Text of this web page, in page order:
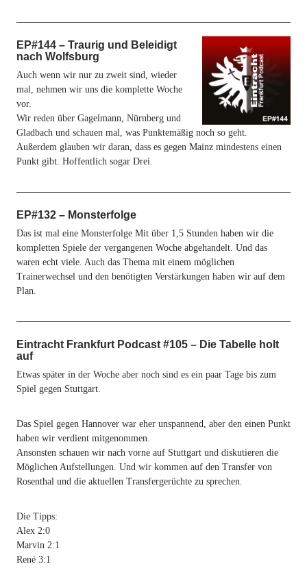
EP#144 – Traurig und Beleidigt
nach Wolfsburg
Auch wenn wir nur zu zweit sind, wieder
mal, nehmen wir uns die komplette Woche
vor.
Wir reden über Gagelmann, Nürnberg und
Gladbach und schauen mal, was Punktemäßig noch so geht.
Außerdem glauben wir daran, dass es gegen Mainz mindestens einen
Punkt gibt. Hoffentlich sogar Drei.
EP#132 – Monsterfolge
Das ist mal eine Monsterfolge Mit über 1,5 Stunden haben wir die
kompletten Spiele der vergangenen Woche abgehandelt. Und das
waren echt viele. Auch das Thema mit einem möglichen
Trainerwechsel und den benötigten Verstärkungen haben wir auf dem
Plan.
Eintracht Frankfurt Podcast #105 – Die Tabelle holt
auf
Etwas später in der Woche aber noch sind es ein paar Tage bis zum
Spiel gegen Stuttgart.
Das Spiel gegen Hannover war eher unspannend, aber den einen Punkt
haben wir verdient mitgenommen.
Ansonsten schauen wir nach vorne auf Stuttgart und diskutieren die
Möglichen Aufstellungen. Und wir kommen auf den Transfer von
Rosenthal und die aktuellen Transfergerüchte zu sprechen.
Die Tipps:
Alex 2:0
Marvin 2:1
René 3:1